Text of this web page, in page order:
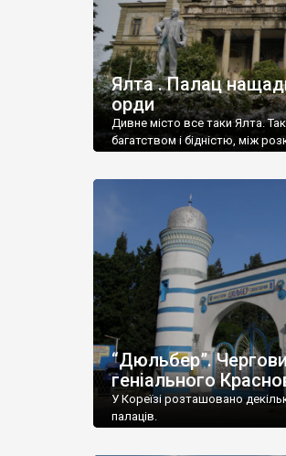
Ялта . Палац
орди
Дивне місто все таки Ялта.
багатством і бідністю, між
“Дюльбер”.
геніального
У Кореїзі розташовано
палаців.